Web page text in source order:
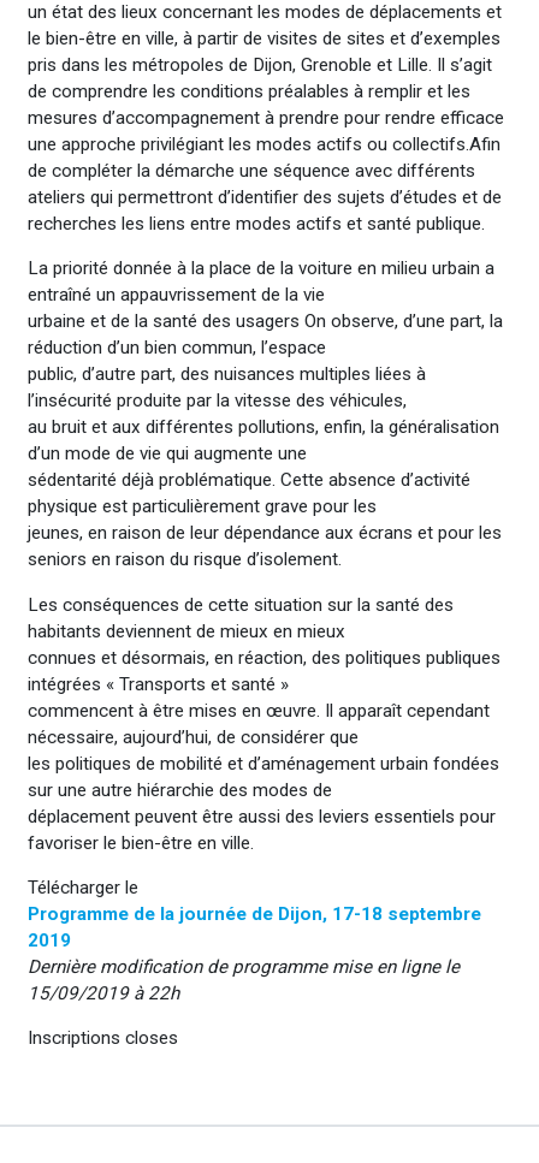
un état des lieux concernant les modes de déplacements et
le bien-être en ville, à partir de visites de sites et d’exemples
pris dans les métropoles de Dijon, Grenoble et Lille. Il s’agit
de comprendre les conditions préalables à remplir et les
mesures d’accompagnement à prendre pour rendre efficace
une approche privilégiant les modes actifs ou collectifs.Afin
de compléter la démarche une séquence avec différents
ateliers qui permettront d’identifier des sujets d’études et de
recherches les liens entre modes actifs et santé publique.
La priorité donnée à la place de la voiture en milieu urbain a
entraîné un appauvrissement de la vie
urbaine et de la santé des usagers On observe, d’une part, la
réduction d’un bien commun, l’espace
public, d’autre part, des nuisances multiples liées à
l’insécurité produite par la vitesse des véhicules,
au bruit et aux différentes pollutions, enfin, la généralisation
d’un mode de vie qui augmente une
sédentarité déjà problématique. Cette absence d’activité
physique est particulièrement grave pour les
jeunes, en raison de leur dépendance aux écrans et pour les
seniors en raison du risque d’isolement.
Les conséquences de cette situation sur la santé des
habitants deviennent de mieux en mieux
connues et désormais, en réaction, des politiques publiques
intégrées « Transports et santé »
commencent à être mises en œuvre. Il apparaît cependant
nécessaire, aujourd’hui, de considérer que
les politiques de mobilité et d’aménagement urbain fondées
sur une autre hiérarchie des modes de
déplacement peuvent être aussi des leviers essentiels pour
favoriser le bien-être en ville.
Télécharger le
Programme de la journée de Dijon, 17-18 septembre
2019
Dernière modification de programme mise en ligne le
15/09/2019 à 22h
Inscriptions closes